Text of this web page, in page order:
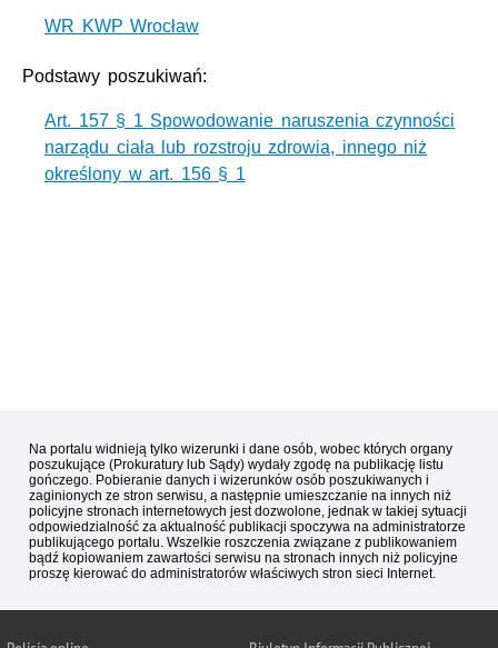
WR KWP Wrocław
Podstawy poszukiwań:
Art. 157 § 1 Spowodowanie naruszenia czynności
narządu ciała lub rozstroju zdrowia, innego niż
określony w art. 156 § 1
Na portalu widnieją tylko wizerunki i dane osób, wobec których organy
poszukujące (Prokuratury lub Sądy) wydały zgodę na publikację listu
gończego. Pobieranie danych i wizerunków osób poszukiwanych i
zaginionych ze stron serwisu, a następnie umieszczanie na innych niż
policyjne stronach internetowych jest dozwolone, jednak w takiej sytuacji
odpowiedzialność za aktualność publikacji spoczywa na administratorze
publikującego portalu. Wszelkie roszczenia związane z publikowaniem
bądź kopiowaniem zawartości serwisu na stronach innych niż policyjne
proszę kierować do administratorów właściwych stron sieci Internet.